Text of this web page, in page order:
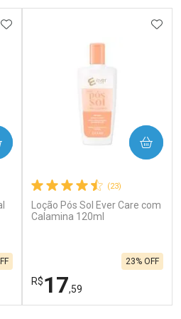
ADICIONAR AOS FAVORITOS
(23)
Loção Pós Sol Ever Care com
Calamina 120ml
R$17,59
23% OFF
COMPRAR